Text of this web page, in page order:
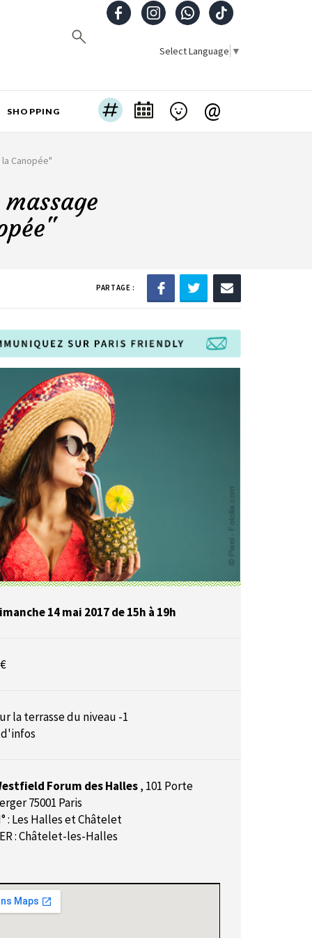
Select Language ▼
SHOPPING @
Canopée"
PARTAGE :
14 mai 2017 de 15h à 19h
la terrasse du niveau -1
Forum des Halles, 101 Porte
75001 Paris
: Les Halles et Châtelet
: Châtelet-les-Halles